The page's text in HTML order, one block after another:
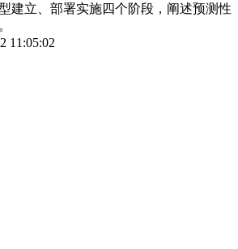
建立、部署实施四个阶段，阐述预测性
11:05:02